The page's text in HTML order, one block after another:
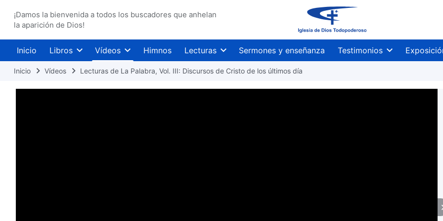
¡Damos la bienvenida a todos los buscadores que anhelan
la aparición de Dios!
Inicio Libros Vídeos Himnos Lecturas Sermones y enseñanza Testimonios
Inicio Vídeos Lecturas de La Palabra, Vol. III: Discursos de Cristo de los últimos día